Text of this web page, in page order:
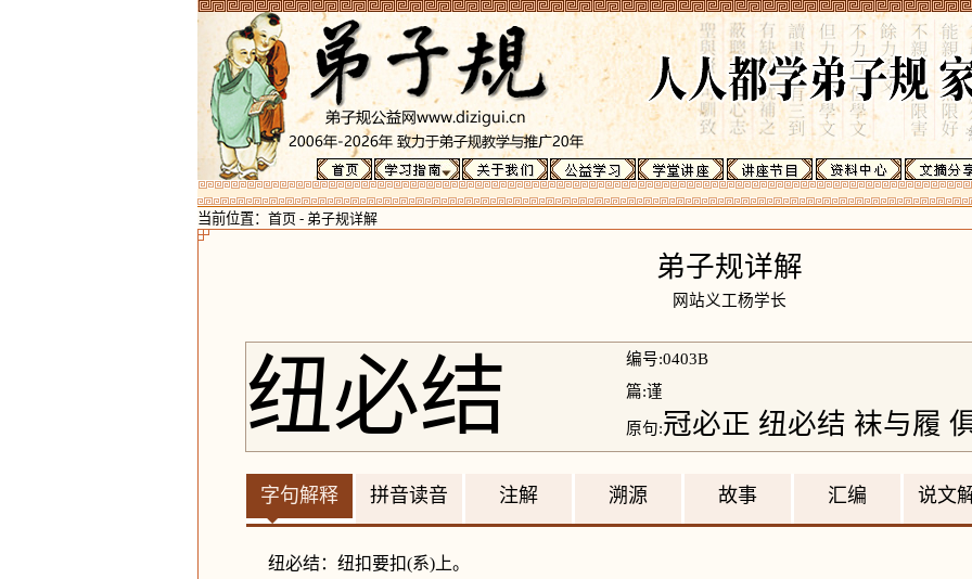
当前位置： 首页 - 弟子规详解
弟子规详解
网站义工杨学长
纽必结
编号:0403B
篇:谨
原句:冠必正 纽必结 袜与履
字句解释 拼音读音 注解 溯源 故事 汇编 说文
纽必结：纽扣要扣(系)上。